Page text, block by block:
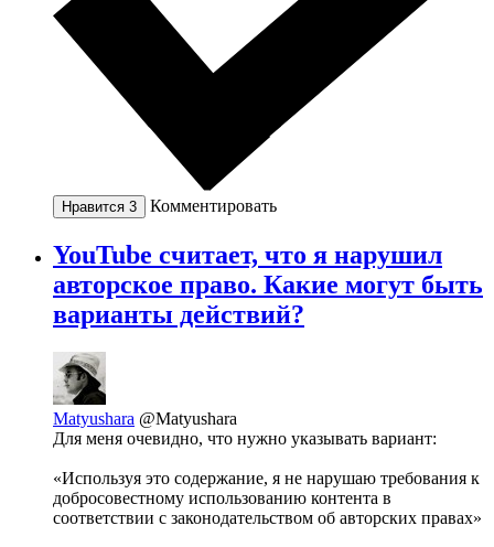
Нравится 3 Комментировать
YouTube считает, что я нарушил
авторское право. Какие могут быть
варианты действий?
Matyushara @Matyushara
Для меня очевидно, что нужно указывать вариант:
«Используя это содержание, я не нарушаю требования к
добросовестному использованию контента в
соответствии с законодательством об авторских правах»